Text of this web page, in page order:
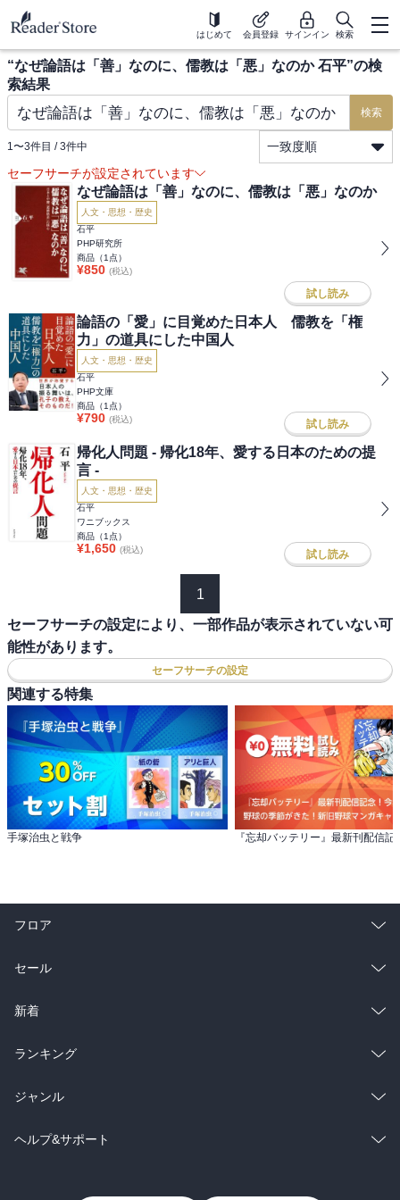
はじめて 会員登録 サインイン 検索
“なぜ論語は「善」なのに、儒教は「悪」なのか 石平”の検
索結果
検索
1〜3件目 / 3件中
一致度順
セーフサーチが設定されています
なぜ論語は「善」なのに、儒教は「悪」なのか
人文・思想・歴史
石平
PHP研究所
商品（1 点）
¥850 (税込)
試し読み
論語の「愛」に目覚めた日本人 儒教を「権
力」の道具にした中国人
人文・思想・歴史
石平
PHP文庫
商品（1 点）
¥790 (税込) 試し読み
帰化人問題 - 帰化18年、愛する日本のための提
言 -
人文・思想・歴史
石平
ワニブックス
商品（1 点）
¥1,650 (税込) 試し読み
1
セーフサーチの設定により、一部作品が表示されていない可
能性があります。
セーフサーチの設定
関連する特集
手塚治虫と戦争
フロア
総合
ラノベ
雑誌・グラビア
BL・TL
セール
総合
ラノベ
雑誌・グラビア
BL・TL
新着
総合
ラノベ
雑誌・グラビア
ランキング
総合
ラノベ
ジャンル
コミック
ヘルプ&サポート